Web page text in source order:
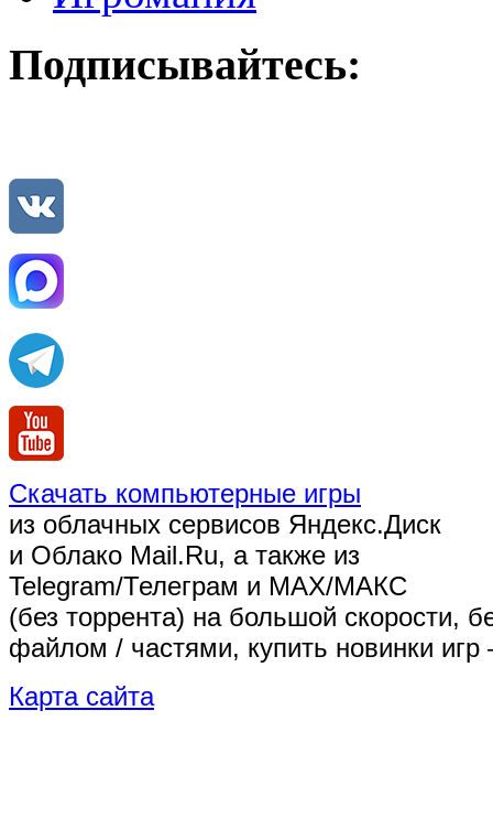
Подписывайтесь:
Скачать компьютерные игры
из облачных сервисов Яндекс.Диск
и Облако Mail.Ru, а также из
Telegram/Телеграм и MAX/МАКС
(без торрента) на большой скорости,
файлом / частями, купить новинки
Карта сайта